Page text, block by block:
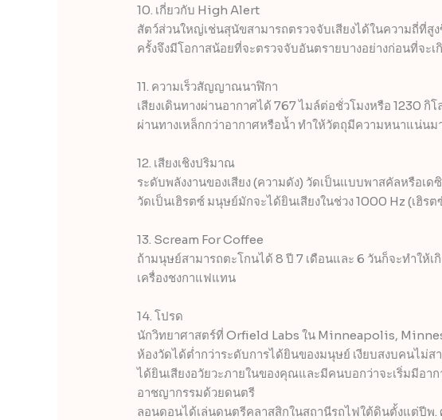
10. เกี่ยวกับ High Alert
สัตว์ส่วนใหญ่เช่นสุนัขสามารถตรวจจับเสียงได้ในความถี่ที่สู
ครั้งจึงมีโอกาสน้อยที่จะตรวจจับอันตรายบางอย่างก่อนที่จะเ
11. ความเร็วสัญญาณนาฬิกา
เสียงเดินทางผ่านอากาศได้ 767 ไมล์ต่อชั่วโมงหรือ 1230 กิโ
ผ่านทางเหล็กกว่าอากาศหรือน้ำ ทำให้วัตถุมีความหนาแน่นม
12. เสียงเชิงปริมาณ
ระดับพลังงานของเสียง (ความดัง) วัดเป็นแบบพาสคัลหรือเ
วัดเป็นเฮิรตซ์ มนุษย์มักจะได้ยินเสียงในช่วง 1000 Hz (เฮิร
13. Scream For Coffee
ถ้ามนุษย์สามารถตะโกนได้ 8 ปี 7 เดือนและ 6 วันก็จะทำให้
เครื่องชงกาแฟแทน
14. โปรด
นักวิทยาศาสตร์ที่ Orfield Labs ใน Minneapolis,
ห้องวัดได้ต่ำกว่าระดับการได้ยินของมนุษย์ เงียบสงบคนไม่
ได้ยินเสียงอวัยวะภายในของคุณและมีคนบอกว่าจะเริ่มมีอา
อาชญากรรมด้วยดนตรี
ลอนดอนได้เล่นดนตรีคลาสสิกในสถานีรถไฟใต้ดินตั้งแต่ปีพ.